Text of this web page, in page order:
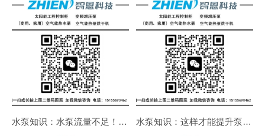
水泵知识：水泵流量不足！吸不上水！不出水！如何解决 水泵知识：这样才能提升泵的使用寿命